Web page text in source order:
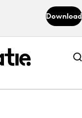
Download
Abonneer nu
Abonneer nu